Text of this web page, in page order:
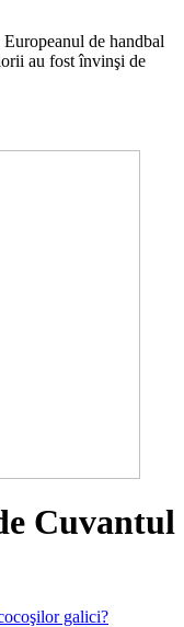
de handbal
au fost învinşi de
Cuvantul
galici?